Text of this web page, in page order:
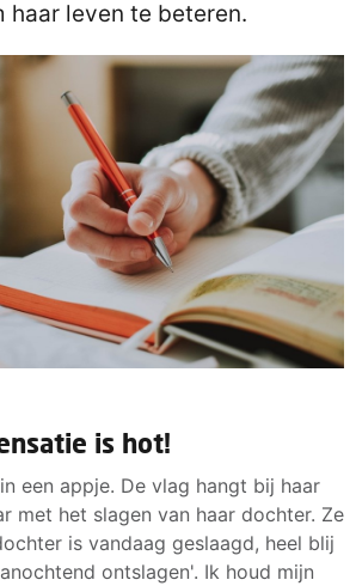
haar leven te beteren.
is hot!
een appje. De vlag hangt bij haar
met het slagen van haar dochter. Ze
is vandaag geslaagd, heel blij
ontslagen'. Ik houd mijn